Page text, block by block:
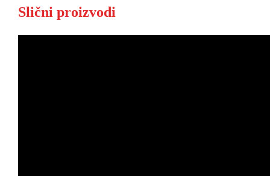
Slični proizvodi